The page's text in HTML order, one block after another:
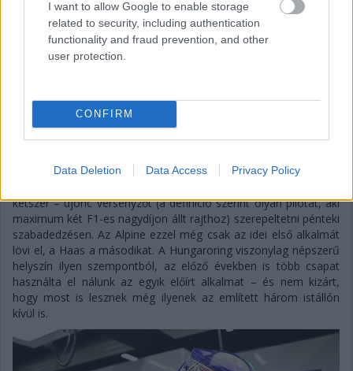
I want to allow Google to enable storage
related to security, including authentication
functionality and fraud prevention, and other
user protection.
CONFIRM
Data Deletion Data Access Privacy Policy
alakulatnál idén először vezethet FP1-en a tartalékversenyző
Paul Aron, aki két szabadedzést már teljesített 2026-ban
Barcelonában és Spielbergben, csak épp az Audi színeiben,
most viszont az enstone-i istálló veti be az észt pilótát,
motort is vezethet az új F1-es érában.
Eközben a Haasnál ismét a Toyota kötelékeibe tartozó Ryo
Hirakawa ülhet autóba – ezúttal Oliver Bearmanébe – azok
ilyen minőségben. A szabályok értelmében minden csapat
kétszer – újonc versenyzőt (a definíció szerint olyan pilótát, aki
maximum két F1-es nagydíjon állt rajthoz) szerepeltetni pénteki
szabadedzésen. Az Alpine ezzel még csak az idei első alkalmát
lövi el, a Haas a másodikat. A Hungaroring viszonylag népszerű
helyszín ilyen szempontból, az előző években is több csapat
használta el nálunk az egyik előírt alkalmat – és nem kizárt,
hogy most is lesznek még ilyenek az említett három istállón
kívül is.